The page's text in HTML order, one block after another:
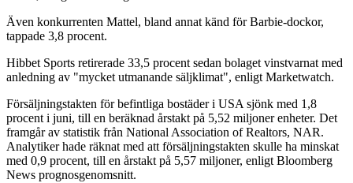
Även konkurrenten Mattel, bland annat känd för Barbie-dockor,
tappade 3,8 procent.
Hibbet Sports retirerade 33,5 procent sedan bolaget vinstvarnat med
anledning av "mycket utmanande säljklimat", enligt Marketwatch.
Försäljningstakten för befintliga bostäder i USA sjönk med 1,8
procent i juni, till en beräknad årstakt på 5,52 miljoner enheter. Det
framgår av statistik från National Association of Realtors, NAR.
Analytiker hade räknat med att försäljningstakten skulle ha minskat
med 0,9 procent, till en årstakt på 5,57 miljoner, enligt Bloomberg
News prognosgenomsnitt.